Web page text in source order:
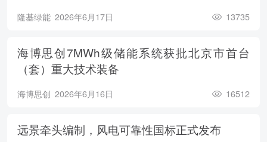
隆基绿能 2026年6月17日 13735
海博思创7MWh级储能系统获批北京市首台
（套）重大技术装备
海博思创 2026年6月16日 16512
远景牵头编制，风电可靠性国标正式发布